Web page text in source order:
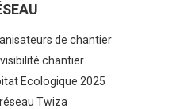
de chantier
chantier
Ecologique 2025
Twiza